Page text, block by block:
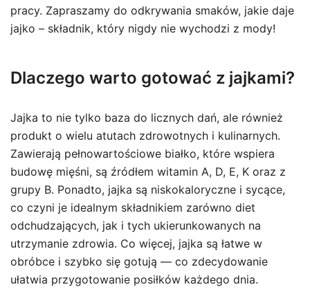
pracy. Zapraszamy do odkrywania smaków, jakie daje
jajko – składnik, który nigdy nie wychodzi z mody!
Dlaczego warto gotować z jajkami?
Jajka to nie tylko baza do licznych dań, ale również
produkt o wielu atutach zdrowotnych i kulinarnych.
Zawierają pełnowartościowe białko, które wspiera
budowę mięśni, są źródłem witamin A, D, E, K oraz z
grupy B. Ponadto, jajka są niskokaloryczne i sycące,
co czyni je idealnym składnikiem zarówno diet
odchudzających, jak i tych ukierunkowanych na
utrzymanie zdrowia. Co więcej, jajka są łatwe w
obróbce i szybko się gotują — co zdecydowanie
ułatwia przygotowanie posiłków każdego dnia.